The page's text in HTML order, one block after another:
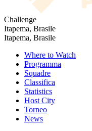
Challenge
Itapema, Brasile
Itapema, Brasile
Where to Watch
Programma
Squadre
Classifica
Statistics
Host City
Torneo
News